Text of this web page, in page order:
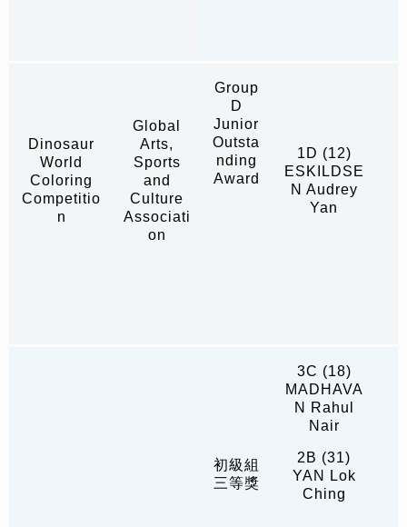
Dinosaur
World
Coloring
Competitio
n
Global
Arts,
Sports
and
Culture
Associati
on
Group
D
Junior
Outsta
nding
Award
1D (12)
ESKILDSE
N Audrey
Yan
初級組
三等獎
3C (18)
MADHAVA
N Rahul
Nair
2B (31)
YAN Lok
Ching